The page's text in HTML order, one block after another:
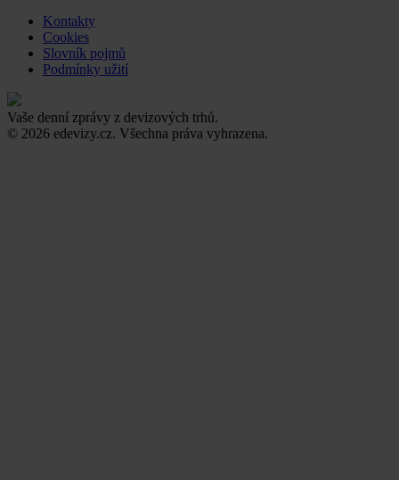
Kontakty
Cookies
Slovník pojmů
Podmínky užití
Vaše denní zprávy z devizových trhů.
© 2026 edevizy.cz. Všechna práva vyhrazena.